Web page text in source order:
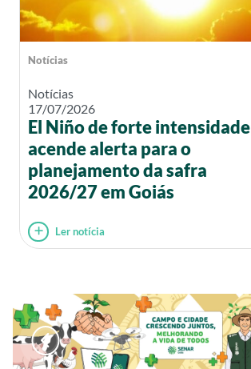
Notícias
Notícias
17/07/2026
El Niño de forte intensidade
acende alerta para o
planejamento da safra
2026/27 em Goiás
Ler notícia